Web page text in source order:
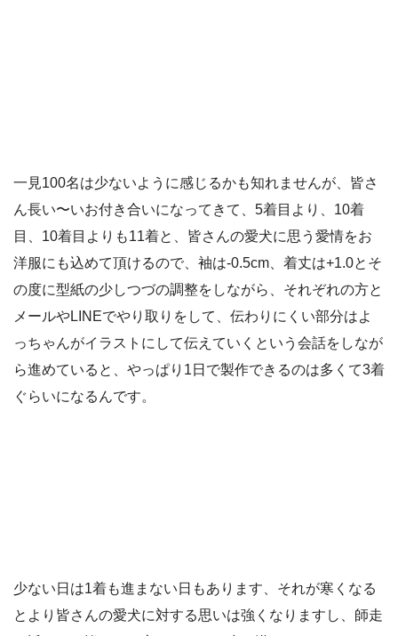
一見100名は少ないように感じるかも知れませんが、皆さ
ん長い〜いお付き合いになってきて、5着目より、10着
目、10着目よりも11着と、皆さんの愛犬に思う愛情をお
洋服にも込めて頂けるので、袖は-0.5cm、着丈は+1.0とそ
の度に型紙の少しつづの調整をしながら、それぞれの方と
メールやLINEでやり取りをして、伝わりにくい部分はよ
っちゃんがイラストにして伝えていくという会話をしなが
ら進めていると、やっぱり1日で製作できるのは多くて3着
ぐらいになるんです。
少ない日は1着も進まない日もあります、それが寒くなる
とより皆さんの愛犬に対する思いは強くなりますし、師走